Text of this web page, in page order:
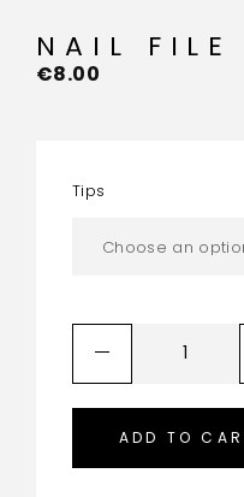
NAIL FILE
€8.00
Tips
ADD TO